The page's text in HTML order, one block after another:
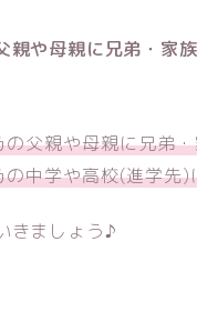
親や母親に兄弟・家
の父親や母親に兄弟
の中学や高校(進学先)
きましょう♪